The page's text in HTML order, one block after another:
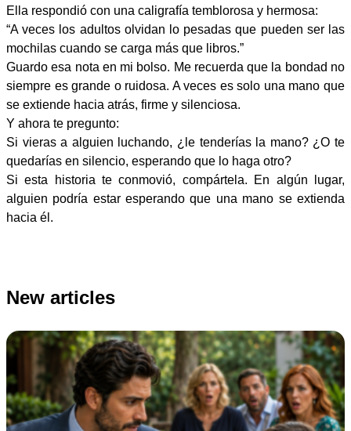
Ella respondió con una caligrafía temblorosa y hermosa:
“A veces los adultos olvidan lo pesadas que pueden ser las
mochilas cuando se carga más que libros.”
Guardo esa nota en mi bolso. Me recuerda que la bondad no
siempre es grande o ruidosa. A veces es solo una mano que
se extiende hacia atrás, firme y silenciosa.
Y ahora te pregunto:
Si vieras a alguien luchando, ¿le tenderías la mano? ¿O te
quedarías en silencio, esperando que lo haga otro?
Si esta historia te conmovió, compártela. En algún lugar,
alguien podría estar esperando que una mano se extienda
hacia él.
New articles